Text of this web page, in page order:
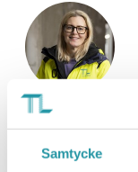
Samtycke